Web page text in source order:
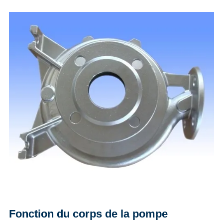
Fonction du corps de la pompe